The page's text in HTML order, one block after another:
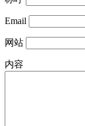
Email
网站
内容